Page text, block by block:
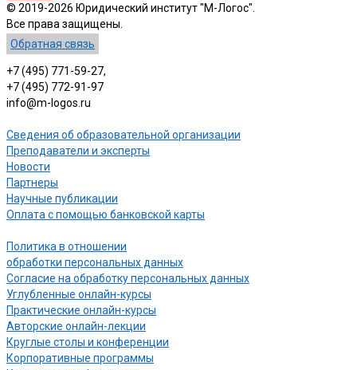
© 2019-2026 Юридический институт "М-Логос".
Все права защищены.
Обратная связь
+7 (495) 771-59-27,
+7 (495) 772-91-97
info@m-logos.ru
Сведения об образовательной организации
Преподаватели и эксперты
Новости
Партнеры
Научные публикации
Оплата с помощью банковской карты
Политика в отношении
обработки персональных данных
Согласие на обработку персональных данных
Углубленные онлайн-курсы
Практические онлайн-курсы
Авторские онлайн-лекции
Круглые столы и конференции
Корпоративные программы